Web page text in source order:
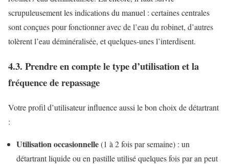
scrupuleusement les indications du manuel : certaines centrales
sont conçues pour fonctionner avec de l’eau du robinet, d’autres
tolèrent l’eau déminéralisée, et quelques-unes l’interdisent.
4.3. Prendre en compte le type d’utilisation et la
fréquence de repassage
Votre profil d’utilisateur influence aussi le bon choix de détartrant
:
Utilisation occasionnelle(1 à 2 fois par semaine) : un
détartrant liquide ou en pastille utilisé quelques fois par an peut